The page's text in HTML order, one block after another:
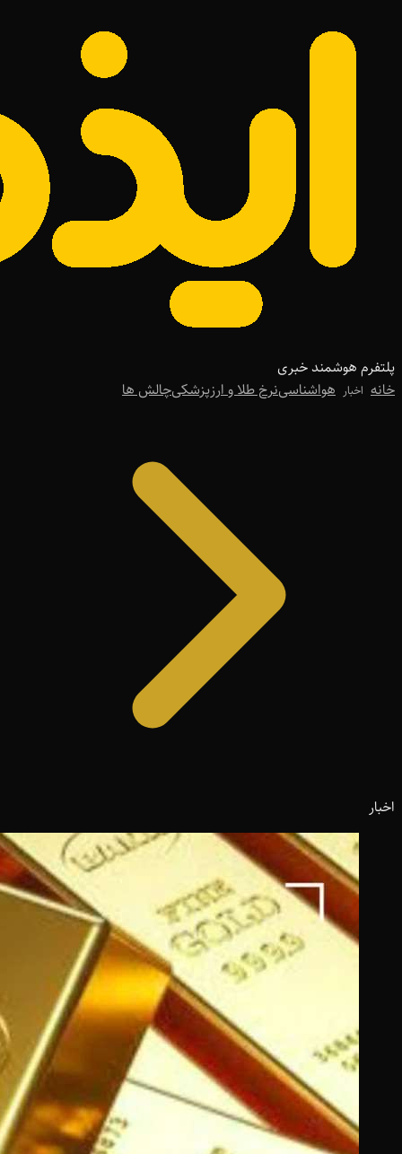
پلتفرم هوشمند خبری
خانه اخبار هواشناسینرخ طلا و ارزپزشکیچالش ها
اخبار